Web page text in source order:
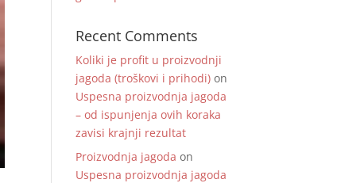
Recent Comments
Koliki je profit u proizvodnji
jagoda (troškovi i prihodi) on
Uspesna proizvodnja jagoda
– od ispunjenja ovih koraka
zavisi krajnji rezultat
Proizvodnja jagoda on
Uspesna proizvodnja jagoda